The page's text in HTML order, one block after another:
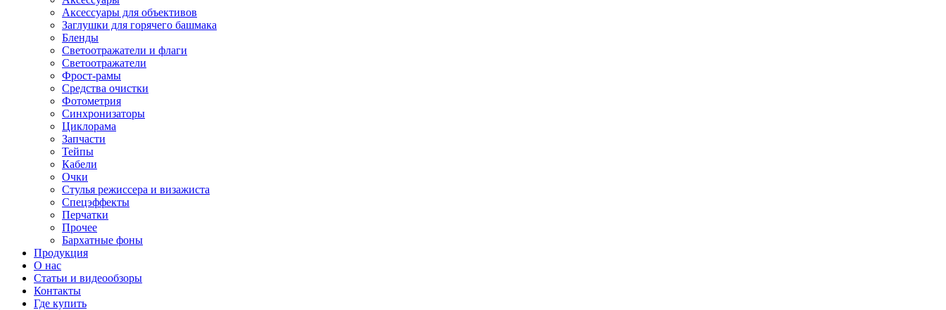
Аксессуары для объективов
Заглушки для горячего башмака
Бленды
Светоотражатели и флаги
Светоотражатели
Фрост-рамы
Средства очистки
Фотометрия
Синхронизаторы
Циклорама
Запчасти
Тейпы
Кабели
Очки
Стулья режиссера и визажиста
Спецэффекты
Перчатки
Прочее
Бархатные фоны
Продукция
О нас
Статьи и видеообзоры
Контакты
Где купить